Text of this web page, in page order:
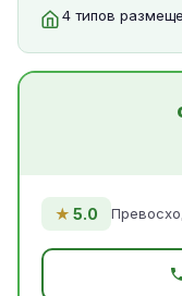
4 типов
★ 5.0